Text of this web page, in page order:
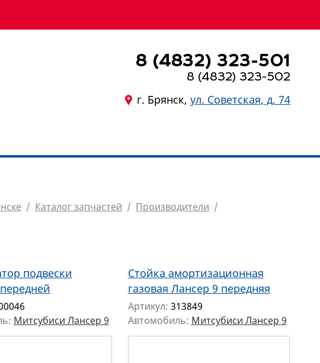
8 (4832) 323-501
8 (4832) 323-502
г. Брянск, ул. Советская, д. 74
/ Каталог запчастей / Производители /
подвески
Митсубиси Лансер 9
Стойка амортизационная
газовая Лансер 9 передняя
Артикул: 313849
Автомобиль: Митсубиси Лансер 9